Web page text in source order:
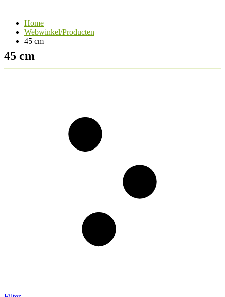
Home
Webwinkel/Producten
45 cm
45 cm